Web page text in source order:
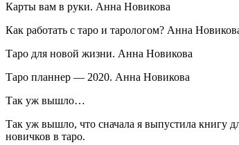
Карты вам в руки. Анна Новикова
Как работать с таро и тарологом? Анна
Таро для новой жизни. Анна Новикова
Таро планнер — 2020. Анна Новикова
Так уж вышло…
Так уж вышло, что сначала я выпустила книгу
новичков в таро.